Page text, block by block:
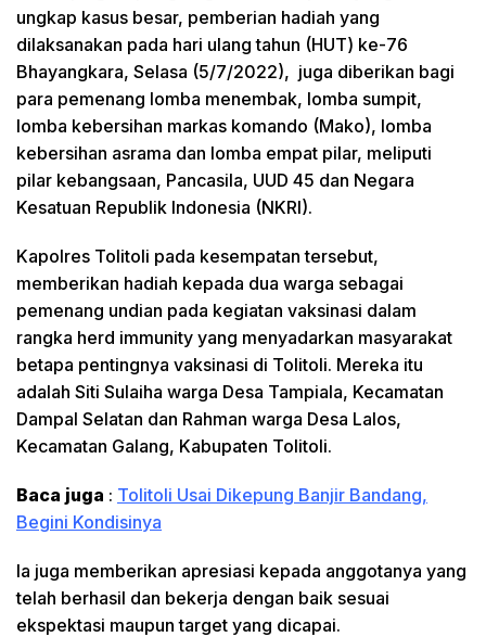
ungkap kasus besar, pemberian hadiah yang
dilaksanakan pada hari ulang tahun (HUT) ke-76
Bhayangkara, Selasa (5/7/2022), juga diberikan bagi
para pemenang lomba menembak, lomba sumpit,
lomba kebersihan markas komando (Mako), lomba
kebersihan asrama dan lomba empat pilar, meliputi
pilar kebangsaan, Pancasila, UUD 45 dan Negara
Kesatuan Republik Indonesia (NKRI).
Kapolres Tolitoli pada kesempatan tersebut,
memberikan hadiah kepada dua warga sebagai
pemenang undian pada kegiatan vaksinasi dalam
rangka herd immunity yang menyadarkan masyarakat
betapa pentingnya vaksinasi di Tolitoli. Mereka itu
adalah Siti Sulaiha warga Desa Tampiala, Kecamatan
Dampal Selatan dan Rahman warga Desa Lalos,
Kecamatan Galang, Kabupaten Tolitoli.
Baca juga : Tolitoli Usai Dikepung Banjir Bandang,
Begini Kondisinya
Ia juga memberikan apresiasi kepada anggotanya yang
telah berhasil dan bekerja dengan baik sesuai
ekspektasi maupun target yang dicapai.